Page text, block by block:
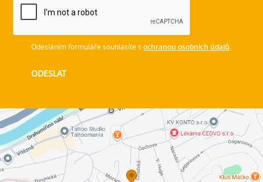
Odesláním formuláře souhlasíte sochranou osobních údajů